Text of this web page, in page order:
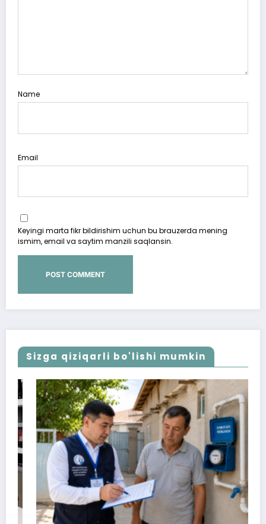
Name
Email
Keyingi marta fikr bildirishim uchun bu brauzerda mening
ismim, email va saytim manzili saqlansin.
Sizga qiziqarli bo'lishi mumkin